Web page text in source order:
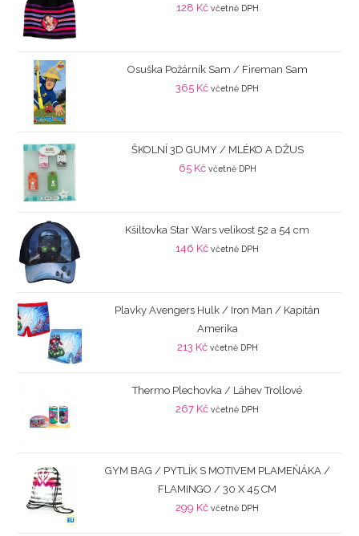
128 Kč včetně DPH
Osuška Požárník Sam / Fireman Sam
365 Kč včetně DPH
ŠKOLNÍ 3D GUMY / MLÉKO A DŽUS
65 Kč včetně DPH
Kšiltovka Star Wars velikost 52 a 54 cm
146 Kč včetně DPH
Plavky Avengers Hulk / Iron Man / Kapitán
Amerika
213 Kč včetně DPH
Thermo Plechovka / Láhev Trollové
267 Kč včetně DPH
GYM BAG / PYTLÍK S MOTIVEM PLAMEŇÁKA /
FLAMINGO / 30 X 45 CM
299 Kč včetně DPH